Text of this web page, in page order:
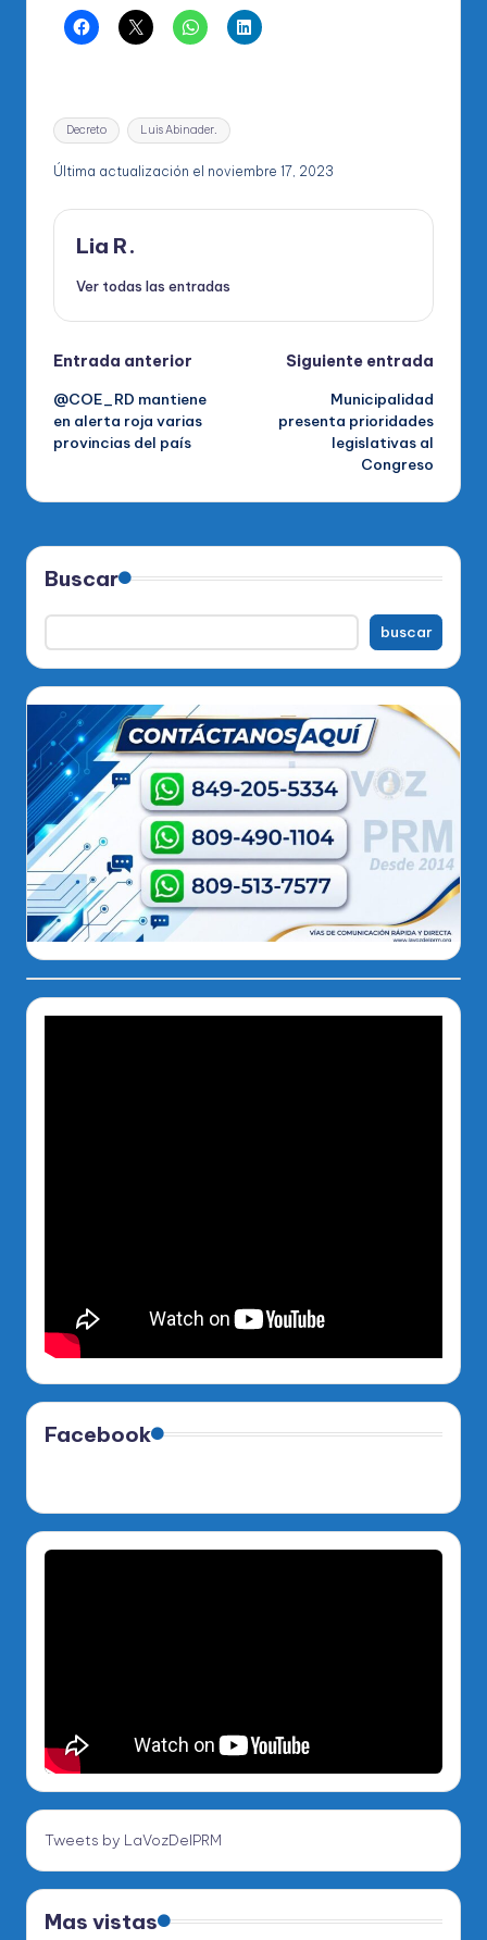
Etiquetas:
Decreto Luis Abinader.
Última actualización el noviembre 17, 2023
Lia R.
Ver todas las entradas
Navegación
de
entradas
Entrada anterior
@COE_RD mantiene
en alerta roja varias
provincias del país
Siguiente entrada
Municipalidad
presenta prioridades
legislativas al
Congreso
Buscar
buscar
Facebook
Tweets by LaVozDelPRM
Mas vistas